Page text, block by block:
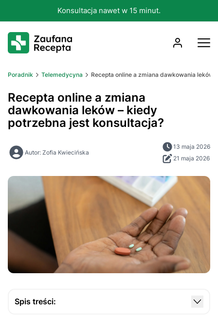
Konsultacja nawet w 15 minut.
Poradnik Telemedycyna Recepta online a zmiana dawkowania leków
Recepta online a zmiana
dawkowania leków – kiedy
potrzebna jest konsultacja?
Autor: Zofia Kwiecińska
13 maja 2026
21 maja 2026
Spis treści: